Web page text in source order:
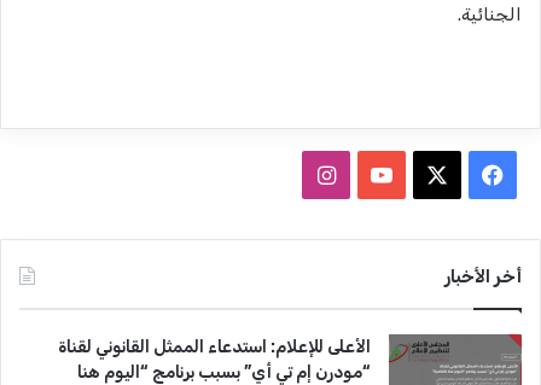
الجنائية.
س
و
T
ق
أخر الأخبار
الأعلى للإعلام: استدعاء الممثل القانوني لقناة
“مودرن إم تي أي” بسبب برنامج “اليوم هنا